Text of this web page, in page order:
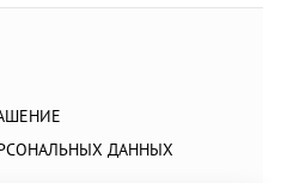
ДАННЫХ